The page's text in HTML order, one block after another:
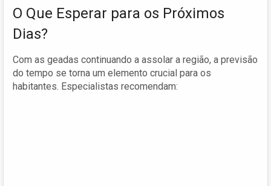
O Que Esperar para os Próximos
Dias?
Com as geadas continuando a assolar a região, a previsão
do tempo se torna um elemento crucial para os
habitantes. Especialistas recomendam: